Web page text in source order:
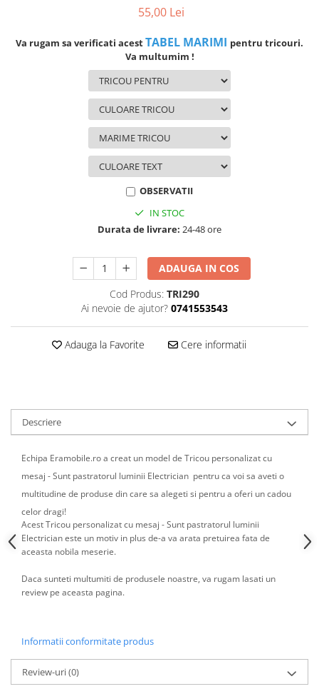
Rame foto personalizate
Tricouri personalizate
Pix personalizat
Umerase Personalizate
Pahare personalizate
55,00 Lei
Va rugam sa verificati acestTABEL MARIMI pentru tricouri.
Va multumim !
OBSERVATII
IN STOC
Durata de livrare: 24-48 ore
ADAUGA IN COS
Cod Produs: TRI290
Ai nevoie de ajutor? 0741553543
Adauga la Favorite Cere informatii
Descriere
Echipa Eramobile.ro a creat un model de Tricou personalizat cu
mesaj - Sunt pastratorul luminii Electrician pentru ca voi sa aveti o
multitudine de produse din care sa alegeti si pentru a oferi un cadou
celor dragi!
Acest Tricou personalizat cu mesaj - Sunt pastratorul luminii
Electrician este un motiv in plus de-a va arata pretuirea fata de
aceasta nobila meserie.
Daca sunteti multumiti de produsele noastre, va rugam lasati un
review pe aceasta pagina.
Informatii conformitate produs
Review-uri(0)